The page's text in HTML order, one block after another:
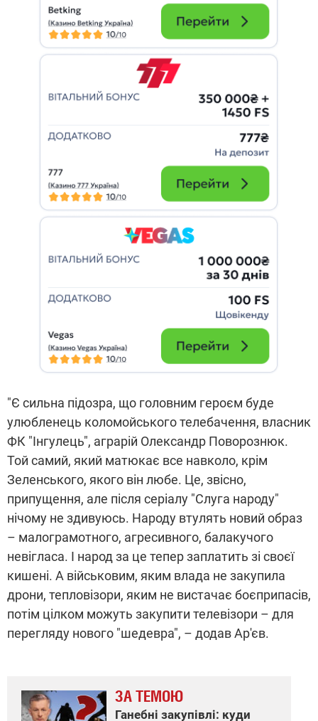
"Є сильна підозра, що головним героєм буде
улюбленець коломойського телебачення, власник
ФК "Інгулець", аграрій Олександр Поворознюк.
Той самий, який матюкає все навколо, крім
Зеленського, якого він любе. Це, звісно,
припущення, але після серіалу "Слуга народу"
нічому не здивуюсь. Народу втулять новий образ
– малограмотного, агресивного, балакучого
невігласа. І народ за це тепер заплатить зі своєї
кишені. А військовим, яким влада не закупила
дрони, тепловізори, яким не вистачає боєприпасів,
потім цілком можуть закупити телевізори – для
перегляду нового "шедевра", – додав Ар'єв.
ЗА ТЕМОЮ
Ганебні закупівлі: куди